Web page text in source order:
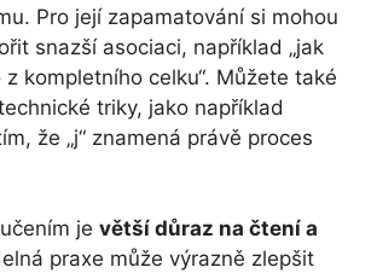
Pro její zapamatování si mohou
snazší asociaci, například „jak
kompletního celku“. Můžete také
triky, jako například
že „j“ znamená právě proces
je větší důraz na čtení a
praxe může výrazně zlepšit